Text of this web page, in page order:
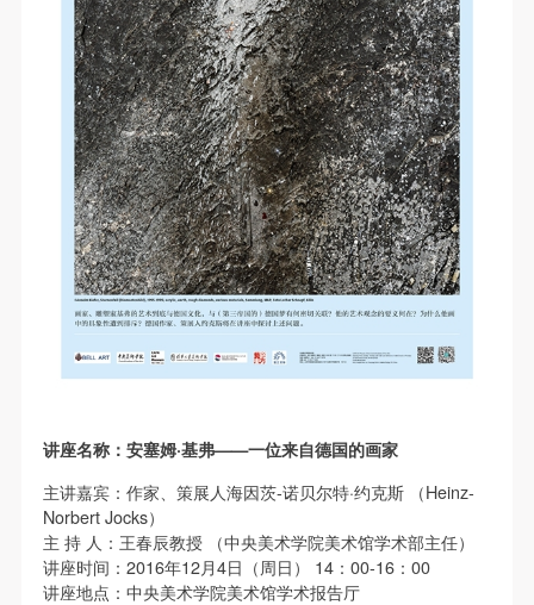
讲座名称：安塞姆·基弗——一位来自德国的画家
主讲嘉宾：作家、策展人海因茨-诺贝尔特·约克斯 （Heinz-
Norbert Jocks）
主 持 人：王春辰教授 （中央美术学院美术馆学术部主任）
讲座时间：2016年12月4日（周日） 14：00-16：00
讲座地点：中央美术学院美术馆学术报告厅
第一条
本次活动公平公正、自愿参加与退出、风险与责任自
负的原则。但活动有风险，参加者应有必要的风险意
第二条
参加本次活动者必须遵守中华人民共和国的相关法
律、法规，必须遵循道德和社会公德规范，并应该具
备以人为本、团结友爱、互相帮助和助人为乐的良好
品质。
第三条
参加本次活动人员应该是成年人（具有完全民事行为
能力的人，18周岁以上）未成年人必须在成年人的陪
第四条
参加活动者在此次活动期间的人身安全责任自负。鼓
励参加者自行购买人身安全保险。活动中一旦出现事
故，活动中任何非事故当事人及美术馆将不承担人身
事故的任何责任，但有互相援助的义务。参加活动的
第一条
本次活动公平公正、自愿参加与退出、风险与责任自
负的原则。但活动有风险，参加者应有必要的风险意
第二条
参加本次活动者必须遵守中华人民共和国的相关法
律、法规，必须遵循道德和社会公德规范，并应该具
备以人为本、团结友爱、互相帮助和助人为乐的良好
品质。
第三条
参加本次活动人员应该是成年人（具有完全民事行为
能力的人，18周岁以上）未成年人必须在成年人的陪
第四条
参加活动者在此次活动期间的人身安全责任自负。鼓
励参加者自行购买人身安全保险。活动中一旦出现事
故，活动中任何非事故当事人及美术馆将不承担人身
事故的任何责任，但有互相援助的义务。参加活动的
第一条
本次活动公平公正、自愿参加与退出、风险与责任自
负的原则。但活动有风险，参加者应有必要的风险意
第二条
参加本次活动者必须遵守中华人民共和国的相关法
律、法规，必须遵循道德和社会公德规范，并应该具
备以人为本、团结友爱、互相帮助和助人为乐的良好
品质。
第三条
参加本次活动人员应该是成年人（具有完全民事行为
能力的人，18周岁以上）未成年人必须在成年人的陪
第四条
参加活动者在此次活动期间的人身安全责任自负。鼓
励参加者自行购买人身安全保险。活动中一旦出现事
故，活动中任何非事故当事人及美术馆将不承担人身
事故的任何责任，但有互相援助的义务。参加活动的